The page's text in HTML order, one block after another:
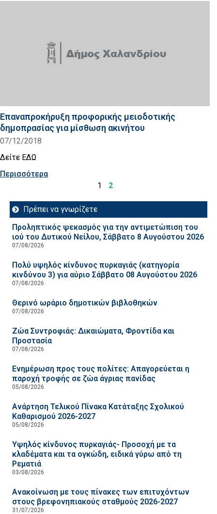
Επαναπροκήρυξη προφορικής μειοδοτικής
δημοπρασίας για μίσθωση ακινήτου
07/12/2018
Δείτε ΕΔΩ
Περισσότερα
1
2
Πρέπει να γνωρίζετε
Προληπτικός ψεκασμός για την αντιμετώπιση του
ιού του Δυτικού Νείλου, Σάββατο 8 Αυγούστου 2026
07/08/2026
Πολύ υψηλός κίνδυνος πυρκαγιάς (κατηγορία
κινδύνου 3) για αύριο Σάββατο 08 Αυγούστου 2026
07/08/2026
Θερινό ωράριο δημοτικών βιβλοθηκών
07/08/2026
Ζώα Συντροφιάς: Δικαιώματα, Φροντίδα και
Προστασία
07/08/2026
Ενημέρωση προς τους πολίτες: Απαγορεύεται η
παροχή τροφής σε ζώα άγριας πανίδας
05/08/2026
Ανάρτηση Τελικού Πίνακα Κατάταξης Σχολικού
Καθαρισμού 2026-2027
05/08/2026
Υψηλός κίνδυνος πυρκαγιάς- Προσοχή με τα
κλαδέματα και τα ογκώδη, ειδικά γύρω από τη
Ρεματιά
03/08/2026
Ανακοίνωση με τους πίνακες των επιτυχόντων
στους βρεφονηπιακούς σταθμούς 2026-2027
31/07/2026